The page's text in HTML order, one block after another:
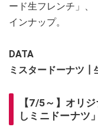
ード生フレンチ」、
インナップ。
DATA
ミスタードーナツ┃
【7/5～】オリ
しミニドーナツ」